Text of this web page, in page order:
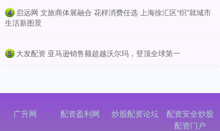
4 ​启远网 文旅商体展融合 花样消费任选 上海徐汇区“织”就城市
生活新图景
5 ​大发配资 亚马逊销售额超越沃尔玛，登顶全球第一
广升网 配资盈利网 炒股配资论坛
配资安全炒股
配资门户